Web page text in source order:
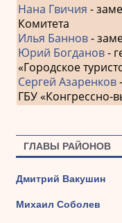
Нана Гвичия -
Комитета
Илья Баннов-
Юрий Богданов-
«Городское
Сергей Азаренков
ГБУ «Конгрессно-
ГЛАВЫ РАЙОНОВ
Дмитрий Вакушин
Михаил Соболев